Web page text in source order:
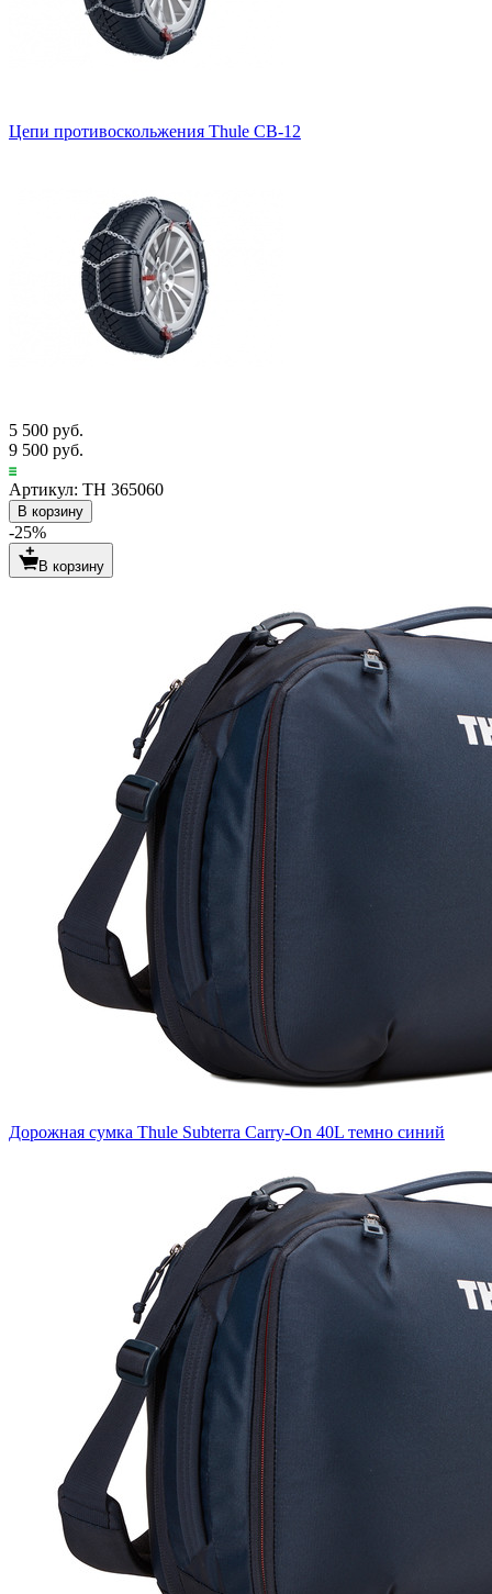
Цепи противоскольжения Thule CB-12
5 500 руб.
9 500 руб.
Артикул: TH 365060
В корзину
-25%
В корзину
Дорожная сумка Thule Subterra Carry-On 40L темно синий